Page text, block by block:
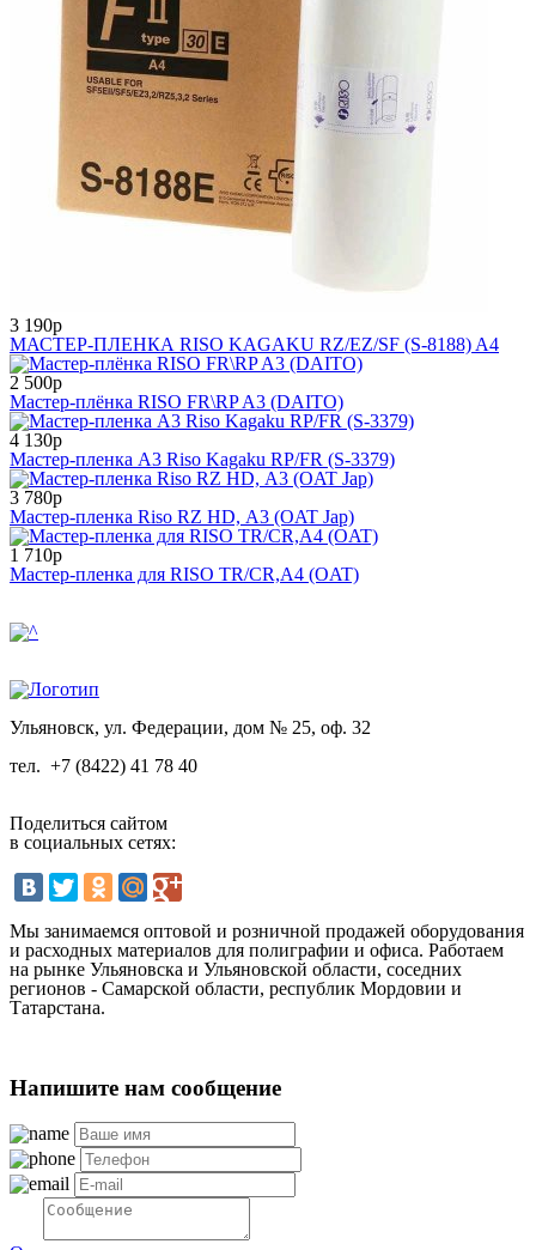
3 190р
МАСТЕР-ПЛЕНКА RISO KAGAKU RZ/EZ/SF (S-8188) A4
2 500р
Мастер-плёнка RISO FR\RP A3 (DAITO)
4 130р
Мастер-пленка A3 Riso Kagaku RP/FR (S-3379)
3 780р
Мастер-пленка Riso RZ HD, А3 (OAT Jap)
1 710р
Мастер-пленка для RISO TR/CR,А4 (OAT)
Ульяновск, ул. Федерации, дом № 25, оф. 32
тел. +7 (8422) 41 78 40
Поделиться сайтом
в социальных сетях:
Мы занимаемся оптовой и розничной продажей оборудования
и расходных материалов для полиграфии и офиса. Работаем
на рынке Ульяновска и Ульяновской области, соседних
регионов - Самарской области, республик Мордовии и
Татарстана.
Напишите нам сообщение